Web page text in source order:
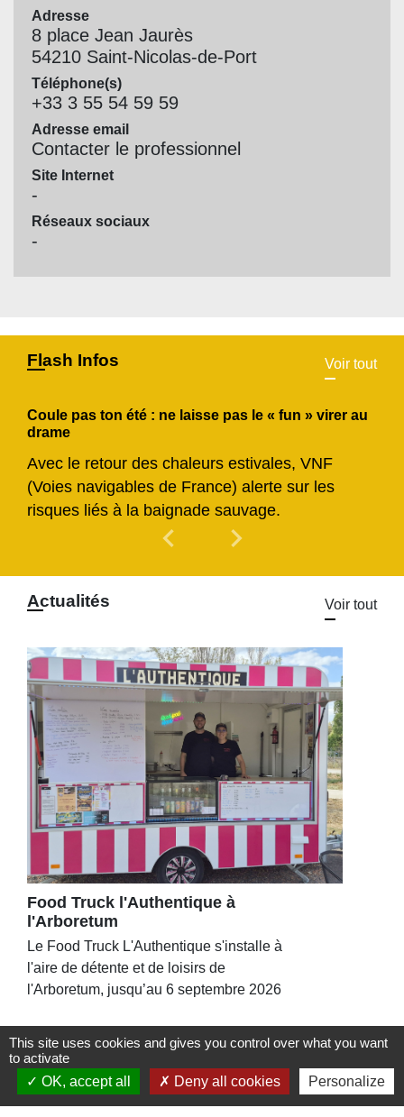
Adresse
8 place Jean Jaurès
54210 Saint-Nicolas-de-Port
Téléphone(s)
+33 3 55 54 59 59
Adresse email
Contacter le professionnel
Site Internet
-
Réseaux sociaux
-
Flash Infos Voir tout
Coule pas ton été : ne laisse pas le « fun » virer au
drame
Avec le retour des chaleurs estivales, VNF
(Voies navigables de France) alerte sur les
risques liés à la baignade sauvage.
chevron_left Previous
chevron_right
Actualités Voir tout
Food Truck l'Authentique à
l'Arboretum
Le Food Truck L'Authentique s'installe à
l'aire de détente et de loisirs de
l'Arboretum, jusqu’au 6 septembre 2026
This site uses cookies and gives you control over what you want
to activate
OK, accept all
Deny all cookies Personalize